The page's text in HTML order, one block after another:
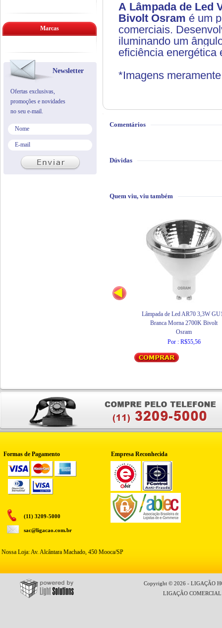
A Lâmpada de Led
Bivolt Osram é um
comerciais.
iluminando um
eficiência energética
*Imagens
Comentários
Dúvidas
Quem viu, viu também
Lâmpada de Led AR70 3,3W
Branca Morna 2700K Bivolt
Osram
Por : R$55,56
Marcas
Newsletter
Ofertas exclusivas,
promoções e novidades
no seu e-mail.
Formas de Pagamento Empresa Reconhecida
(11) 3209-5000
sac@ligacao.com.br
Nossa Loja: Av. Alcântara Machado, 450 Mooca/SP
Copyright © 2026 - LIGAÇÃO
LIGAÇÃO